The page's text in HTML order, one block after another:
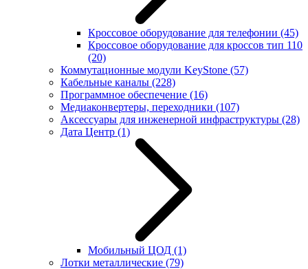
Кроссовое оборудование для телефонии (45)
Кроссовое оборудование для кроссов тип 110
(20)
Коммутационные модули KeyStone (57)
Кабельные каналы (228)
Программное обеспечение (16)
Медиаконвертеры, переходники (107)
Аксессуары для инженерной инфраструктуры (28)
Дата Центр (1)
Мобильный ЦОД (1)
Лотки металлические (79)